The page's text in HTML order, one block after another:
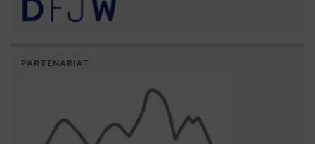
PARTENARIAT